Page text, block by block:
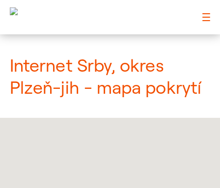
Internet Srby, okres
Plzeň-jih - mapa pokrytí
: Mapa pokrytí město